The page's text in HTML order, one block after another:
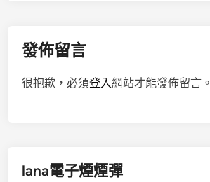
發佈留言
很抱歉，必須登入網站才能發佈留言。
lana電子煙煙彈